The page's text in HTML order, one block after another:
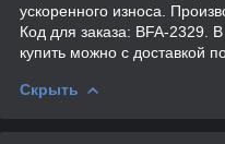
ускоренного износа.
Код для заказа: BFA-2329.
купить можно с доставкой
Скрыть